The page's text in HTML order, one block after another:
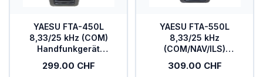
YAESU FTA-450L
8,33/25 kHz (COM)
Handfunkgerät
299.00 CHF
YAESU FTA-550L
8,33/25 kHz
(COM/NAV/ILS)
Flugfunk
309.00 CHF